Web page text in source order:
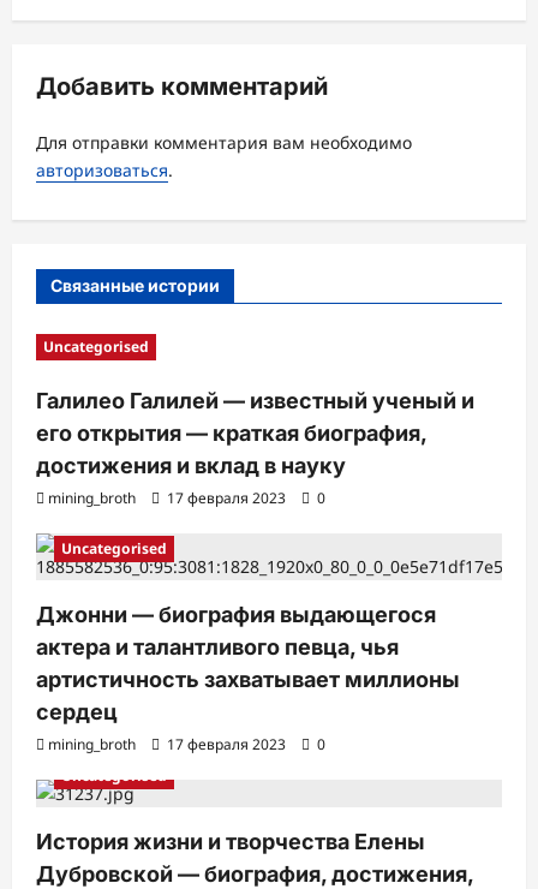
ц
я
з
а
Добавить комментарий
Для отправки комментария вам необходимо
авторизоваться.
Связанные истории
Uncategorised
Галилео Галилей — известный ученый и
его открытия — краткая биография,
достижения и вклад в науку
mining_broth 17 февраля 2023 0
Uncategorised
Джонни — биография выдающегося
актера и талантливого певца, чья
артистичность захватывает миллионы
сердец
mining_broth 17 февраля 2023
0
Uncategorised
История жизни и творчества Елены
Дубровской — биография, достижения,